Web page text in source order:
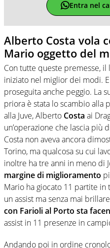
Entra nel
Alberto Costa vola
Mario oggetto del
Con tutte queste premesse,
iniziato nel miglior dei modi.
proseguita anche peggio. La
priora è stata lo scambio alla
alla Juve, Alberto Costa ai
un’operazione che lascia
Costa non aveva ancora
Torino, ma qualcosa su cui
inoltre ha tre anni in meno di
margine di miglioramento
Mario ha giocato 11 partite
un assist ma senza mai
con Farioli al Porto sta
assist in 11 presenze in
Andando poi in ordine